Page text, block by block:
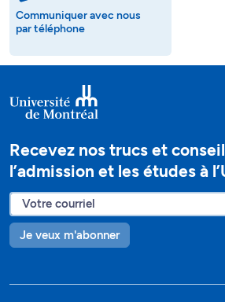
Recevez nos trucs et
Je veux m'abonner